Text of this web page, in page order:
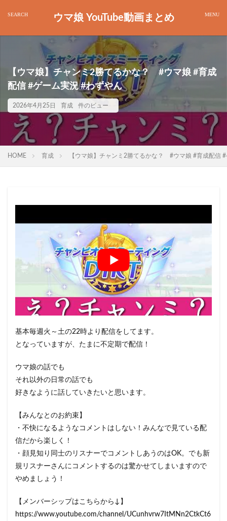
ウマ娘 YouTube動画まとめ
【ウマ娘】チャンミ2勝てるかな？ #ウマ娘 #育成
配信 #ゲーム実況 #わずやん
2026年4月25日 育成 件のビュー
HOME 育成 【ウマ娘】チャンミ2勝てるかな？ #ウマ娘 #育成配信
基本毎週火～土の22時より配信をしてます。
となっていますが、たまに不定期で配信！
ウマ娘の話でも
それ以外の日常の話でも
好きなように話していきたいと思います。
【みんなとのお約束】
・不快になるようなコメントはしない！みんなで見ている配
信だから楽しく！
・顔見知り同士のリスナーでコメントしあうのはOK。でも新
規リスナーさんにコメントするのは驚かせてしまいますので
やめましょう！
【メンバーシップはこちらから↓】
https://www.youtube.com/channel/UCunhvrw7ItMNn2CtkCt6